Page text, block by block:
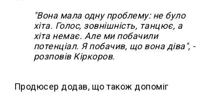
"Вона мала одну проблему: не було
хіта. Голос, зовнішність, танцює, а
хіта немає. Але ми побачили
потенціал. Я побачив, що вона діва", -
розповів Кіркоров.
Продюсер додав, що також допоміг